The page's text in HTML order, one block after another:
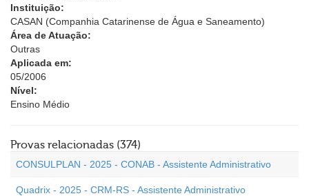
Instituição:
CASAN (Companhia Catarinense de Água e Saneamento)
Área de Atuação:
Outras
Aplicada em:
05/2006
Nível:
Ensino Médio
Provas relacionadas (374)
CONSULPLAN - 2025 - CONAB - Assistente Administrativo
Quadrix - 2025 - CRM-RS - Assistente Administrativo